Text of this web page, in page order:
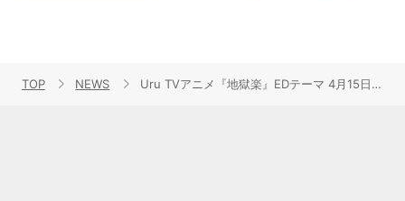
TOP NEWS Uru TVアニメ『地獄楽』EDテーマ 4月15日発売配信シングル「紙一重」の歌詞を先行公開！